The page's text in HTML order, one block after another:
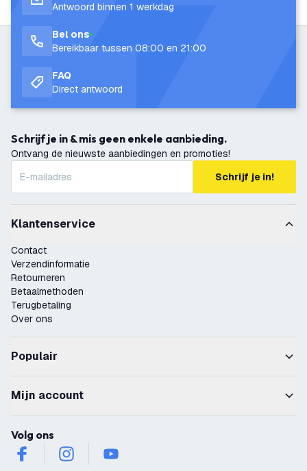
Antwoord binnen 1 werkdag
Bel ons
Bereikbaar tussen 08:00 en 21:00
FAQ
Direct antwoord
Schrijf je in & mis geen enkele aanbieding.
Ontvang de nieuwste aanbiedingen en promoties!
Schrijf je in!
Klantenservice
Contact
Verzendinformatie
Retourneren
Betaalmethoden
Terugbetaling
Over ons
Populair
Mijn account
Volg ons
facebookinstagramyoutube